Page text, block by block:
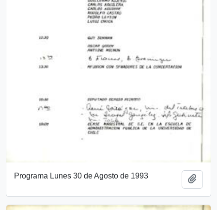
Programa Lunes 30 de Agosto de 1993